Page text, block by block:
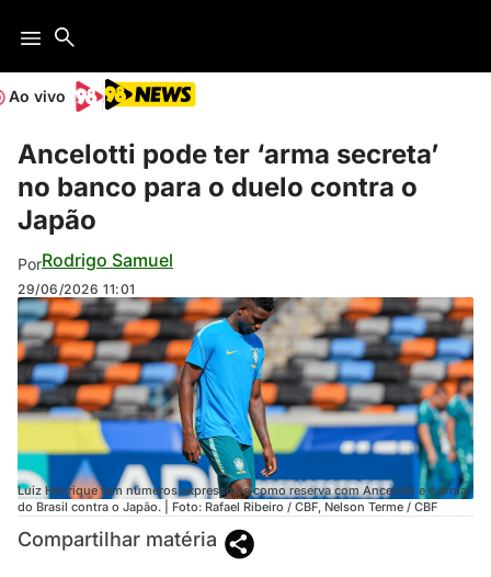
Ao vivo
Ancelotti pode ter ‘arma secreta’
no banco para o duelo contra o
Japão
PorRodrigo Samuel
29/06/2026 11:01
Luiz Henrique tem números expressivos como reserva com Ancelotti e é arma
do Brasil contra o Japão. | Foto: Rafael Ribeiro / CBF, Nelson Terme / CBF
Compartilhar matéria